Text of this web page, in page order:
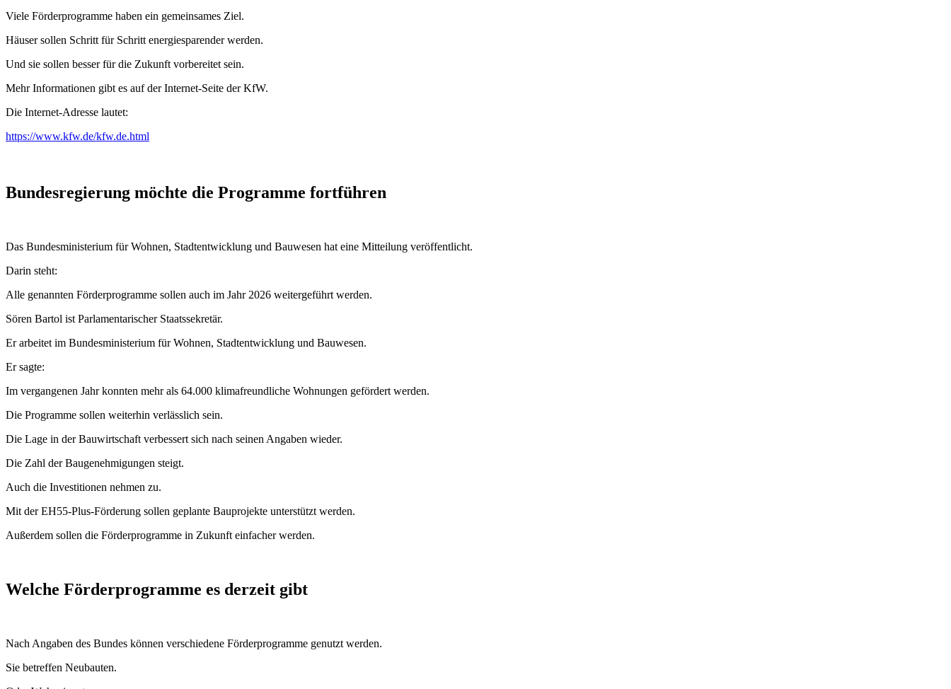
Viele Förderprogramme haben ein gemeinsames Ziel.
Häuser sollen Schritt für Schritt energiesparender werden.
Und sie sollen besser für die Zukunft vorbereitet sein.
Mehr Informationen gibt es auf der Internet-Seite der KfW.
Die Internet-Adresse lautet:
https://www.kfw.de/kfw.de.html
Bundesregierung möchte die Programme fortführen
Das Bundesministerium für Wohnen, Stadtentwicklung und Bauwesen hat eine Mitteilung veröffentlicht.
Darin steht:
Alle genannten Förderprogramme sollen auch im Jahr 2026 weitergeführt werden.
Sören Bartol ist Parlamentarischer Staatssekretär.
Er arbeitet im Bundesministerium für Wohnen, Stadtentwicklung und Bauwesen.
Er sagte:
Im vergangenen Jahr konnten mehr als 64.000 klimafreundliche Wohnungen gefördert werden.
Die Programme sollen weiterhin verlässlich sein.
Die Lage in der Bauwirtschaft verbessert sich nach seinen Angaben wieder.
Die Zahl der Baugenehmigungen steigt.
Auch die Investitionen nehmen zu.
Mit der EH55-Plus-Förderung sollen geplante Bauprojekte unterstützt werden.
Außerdem sollen die Förderprogramme in Zukunft einfacher werden.
Welche Förderprogramme es derzeit gibt
Nach Angaben des Bundes können verschiedene Förderprogramme genutzt werden.
Sie betreffen Neubauten.